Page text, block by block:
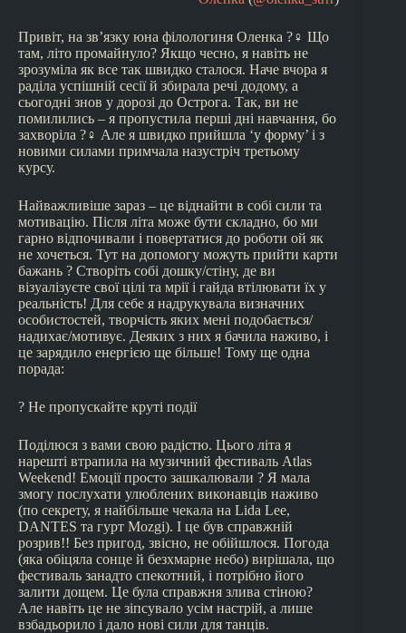
Привіт, на зв’язку юна філологиня Оленка ?‍♀️ Що
там, літо промайнуло? Якщо чесно, я навіть не
зрозуміла як все так швидко сталося. Наче вчора я
раділа успішній сесії й збирала речі додому, а
сьогодні знов у дорозі до Острога. Так, ви не
помилились – я пропустила перші дні навчання, бо
захворіла ?‍♀️ Але я швидко прийшла ‘у форму’ і з
новими силами примчала назустріч третьому
курсу.
Найважливіше зараз – це віднайти в собі сили та
мотивацію. Після літа може бути складно, бо ми
гарно відпочивали і повертатися до роботи ой як
не хочеться. Тут на допомогу можуть прийти карти
бажань ? Створіть собі дошку/стіну, де ви
візуалізуєте свої цілі та мрії і гайда втілювати їх у
реальність! Для себе я надрукувала визначних
особистостей, творчість яких мені подобається/
надихає/мотивує. Деяких з них я бачила наживо, і
це зарядило енергією ще більше! Тому ще одна
порада:
? Не пропускайте круті події
Поділюся з вами свою радістю. Цього літа я
нарешті втрапила на музичний фестиваль Atlas
Weekend! Емоції просто зашкалювали ? Я мала
змогу послухати улюблених виконавців наживо
(по секрету, я найбільше чекала на Lida Lee,
DANTES та гурт Mozgi). І це був справжній
розрив!! Без пригод, звісно, не обійшлося. Погода
(яка обіцяла сонце й безхмарне небо) вирішала, що
фестиваль занадто спекотний, і потрібно його
залити дощем. Це була справжня злива стіною?
Але навіть це не зіпсувало усім настрій, а лише
взбадьорило і дало нові сили для танців.